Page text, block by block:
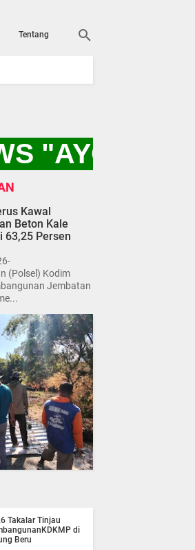
Tentang
"AYO KITA
Kawal
Beton Kale
63,25 Persen
(Polsel) Kodim
Jembatan
Takalar Tinjau
di
Beru